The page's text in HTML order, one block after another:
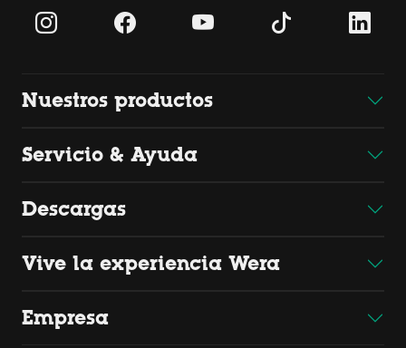
Nuestros productos
Servicio & Ayuda
Descargas
Vive la experiencia Wera
Empresa